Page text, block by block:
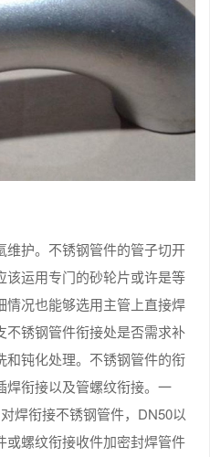
护。不锈钢管件的管子切开
该运用专门的砂轮片或许是等
情况也能够选用主管上直接焊
锈钢管件衔接处是否需求补
钝化处理。不锈钢管件的衔
焊衔接以及管螺纹衔接。一
焊衔接不锈钢管件，DN50以
螺纹衔接收件加密封焊管件